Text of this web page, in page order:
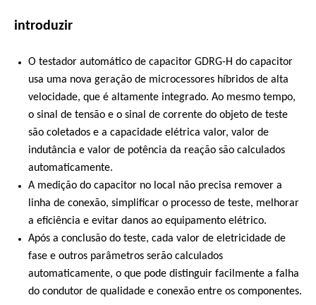
introduzir
O testador automático de capacitor GDRG-H do capacitor
usa uma nova geração de microcessores híbridos de alta
velocidade, que é altamente integrado. Ao mesmo tempo,
o sinal de tensão e o sinal de corrente do objeto de teste
são coletados e a capacidade elétrica valor, valor de
indutância e valor de potência da reação são calculados
automaticamente.
A medição do capacitor no local não precisa remover a
linha de conexão, simplificar o processo de teste, melhorar
a eficiência e evitar danos ao equipamento elétrico.
Após a conclusão do teste, cada valor de eletricidade de
fase e outros parâmetros serão calculados
automaticamente, o que pode distinguir facilmente a falha
do condutor de qualidade e conexão entre os componentes.